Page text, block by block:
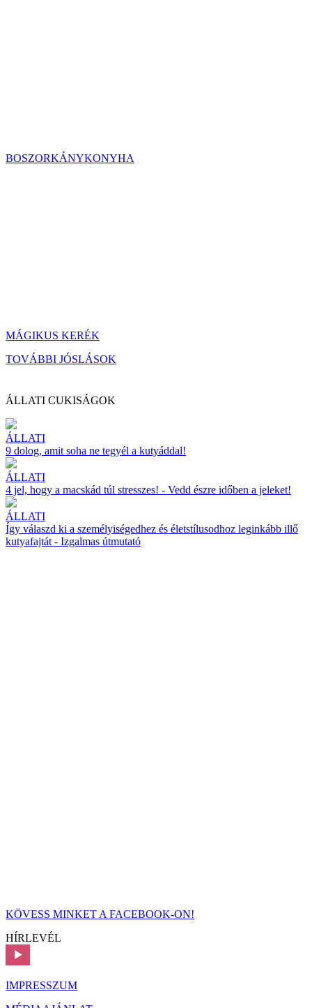
BOSZORKÁNYKONYHA
MÁGIKUS KERÉK
TOVÁBBI JÓSLÁSOK
ÁLLATI CUKISÁGOK
ÁLLATI
9 dolog, amit soha ne tegyél a kutyáddal!
ÁLLATI
4 jel, hogy a macskád túl stresszes! - Vedd észre időben a jeleket!
ÁLLATI
Így válaszd ki a személyiségedhez és életstílusodhoz leginkább illő
kutyafajtát - Izgalmas útmutató
KÖVESS MINKET A FACEBOOK-ON!
HÍRLEVÉL
IMPRESSZUM